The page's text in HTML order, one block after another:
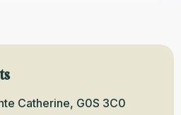
Catherine, G0S 3C0